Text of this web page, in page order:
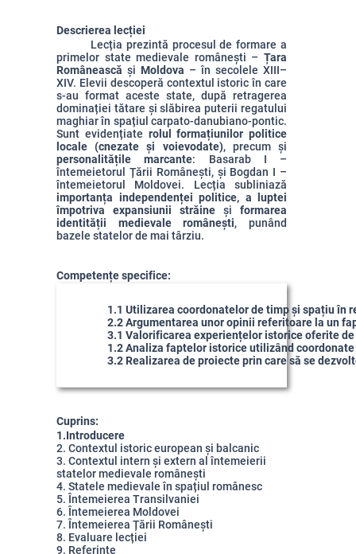
Descrierea lecției
Lecția prezintă procesul de formare a
primelor state medievale românești – Țara
Românească și Moldova – în secolele XIII–
XIV. Elevii descoperă contextul istoric în care
s-au format aceste state, după retragerea
dominației tătare și slăbirea puterii regatului
maghiar în spațiul carpato-danubiano-pontic.
Sunt evidențiate rolul formațiunilor politice
locale (cnezate și voievodate), precum și
personalitățile marcante: Basarab I –
întemeietorul Țării Românești, și Bogdan I –
întemeietorul Moldovei. Lecția subliniază
importanța independenței politice, a luptei
împotriva expansiunii străine și formarea
identității medievale românești, punând
bazele statelor de mai târziu.
Competențe specifice:
1.1 Utilizarea coordonatelor de timp și spațiu în
2.2 Argumentarea unor opinii referitoare la un
3.1 Valorificarea experiențelor istorice oferite
1.2 Analiza faptelor istorice utilizând
3.2 Realizarea de proiecte prin care să se
Cuprins:
1.Introducere
2. Contextul istoric european și balcanic
3. Contextul intern și extern al întemeierii
statelor medievale românești
4. Statele medievale în spațiul românesc
5. Întemeierea Transilvaniei
6. Întemeierea Moldovei
7. Întemeierea Țării Românești
8. Evaluare lecției
9. Referințe